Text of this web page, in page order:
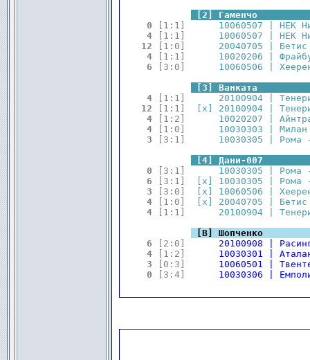
[2] Гаменчо
0
[1:1]
10060507 | НЕК
4
[1:1]
10060507 | НЕК
12
[1:0]
20040705 |
4
[1:1]
10020206 |
6
[3:0]
10060506 |
[3] Ванката
4
[1:1]
20100904 |
12
[1:1]
[x] 20100904 |
4
[1:2]
10020207 |
4
[1:0]
10030303 |
3
[3:1]
10030305 | Рома
[4] Дани-007
0
[3:1]
10030305 | Рома
6
[3:1]
[x] 10030305 | Рома
3
[3:0]
[x] 10060506 |
4
[1:0]
[x] 20040705 |
4
[1:1]
20100904 |
[В] Шопченко
6
[2:0]
20100908 |
4
[1:2]
10030301 |
3
[0:3]
10060501 |
0
[3:4]
10030306 |